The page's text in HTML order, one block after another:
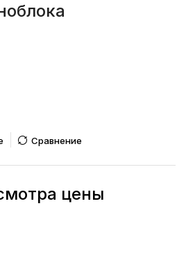
Сравнение
цены